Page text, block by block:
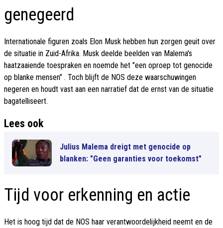
genegeerd
Internationale figuren zoals Elon Musk hebben hun zorgen geuit over
de situatie in Zuid-Afrika. Musk deelde beelden van Malema's
haatzaaiende toespraken en noemde het "een oproep tot genocide
op blanke mensen" . Toch blijft de NOS deze waarschuwingen
negeren en houdt vast aan een narratief dat de ernst van de situatie
bagatelliseert.
Lees ook
Julius Malema dreigt met genocide op
blanken: "Geen garanties voor toekomst"
Tijd voor erkenning en actie
Het is hoog tijd dat de NOS haar verantwoordelijkheid neemt en de